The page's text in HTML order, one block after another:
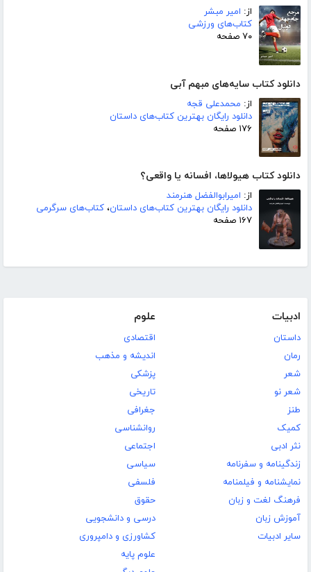
از: امیر مبشر
کتاب‌های ورزشی
۷۰ صفحه
دانلود کتاب سایه‌های مبهم آبی
از: محمدعلی قجه
دانلود رایگان بهترین کتاب‌های داستان
۱۷۶ صفحه
دانلود کتاب هیولاها، افسانه یا واقعی؟
از: امیرابوالفضل هنرمند
دانلود رایگان بهترین کتاب‌های داستان، کتاب‌های سرگرمی
۱۶۷ صفحه
ادبیات
داستان
رمان
شعر
شعر نو
طنز
کمیک
نثر ادبی
زندگینامه و سفرنامه
نمایشنامه و فیلمنامه
فرهنگ لغت و زبان
آموزش زبان
سایر ادبیات
علوم
اقتصادی
اندیشه و مذهب
پزشکی
تاریخی
جغرافی
روانشناسی
اجتماعی
سیاسی
فلسفی
حقوق
درسی و دانشجویی
کشاورزی و دامپروری
علوم پایه